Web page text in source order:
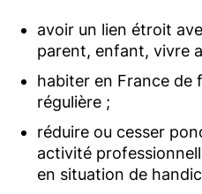
avoir un lien étroit
parent, enfant, vivre
habiter en France de
régulière ;
réduire ou cesser
activité
en situation de